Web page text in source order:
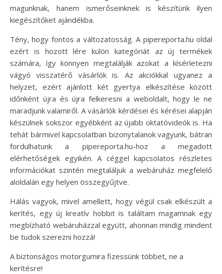
magunknak, hanem ismerőseinknek is készítünk ilyen
kiegészítőket ajándékba.
Tény, hogy fontos a változatosság. A pipereporta.hu oldal
ezért is hozott lére külön kategóriát az új termékek
számára, így könnyen megtalálják azokat a kísérletezni
vágyó visszatérő vásárlók is. Az akciókkal ugyanez a
helyzet, ezért ajánlott két gyertya elkészítése között
időnként újra és újra felkeresni a weboldalt, hogy le ne
maradjunk valamiről. A vásárlók kérdései és kérései alapján
készülnek sokszor egyébként az újabb oktatóvideók is. Ha
tehát bármivel kapcsolatban bizonytalanok vagyunk, bátran
fordulhatunk a pipereporta.hu-hoz a megadott
elérhetőségek egyikén. A céggel kapcsolatos részletes
információkat szintén megtaláljuk a webáruház megfelelő
aloldalán egy helyen összegyűjtve.
Hálás vagyok, mivel amellett, hogy végül csak elkészült a
kerítés, egy új kreatív hobbit is találtam magamnak egy
megbízható webáruházzal együtt, ahonnan mindig mindent
be tudok szerezni hozzá!
A biztonságos motorgumira fizessünk többet, ne a
kerítésre!